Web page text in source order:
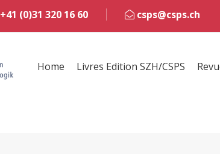
+41 (0)31 320 16 60 csps@csps.ch
Home Livres Edition SZH/CSPS